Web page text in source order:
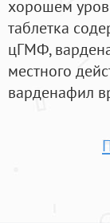
хорошем
таблетка
цГМФ,
местного
варденафил